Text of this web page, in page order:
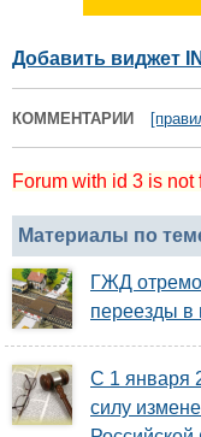
Добавить виджет
КОММЕНТАРИИ
Forum with id 3 is not
Материалы по
ГЖД
переезды в
С 1 января
силу